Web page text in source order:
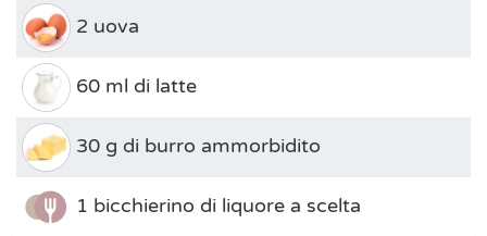
2 uova
60 ml di latte
30 g di burro ammorbidito
1 bicchierino di liquore a scelta